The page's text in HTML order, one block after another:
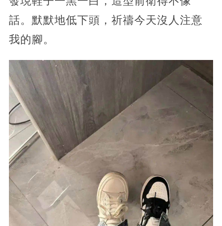
話。默默地低下頭，祈禱今天沒人注意
我的腳。